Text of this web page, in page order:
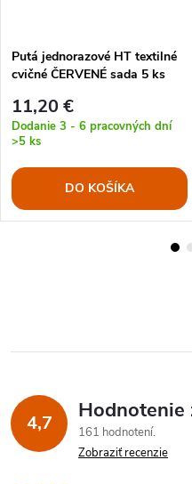
Putá jednorazové HT textilné
cvičné ČERVENÉ sada 5 ks
11,20 €
Dodanie 3 - 6 pracovných dní
>5 ks
DO KOŠÍKA
4,7 Hodnotenie
161 hodnotení
Zobraziť recenzie